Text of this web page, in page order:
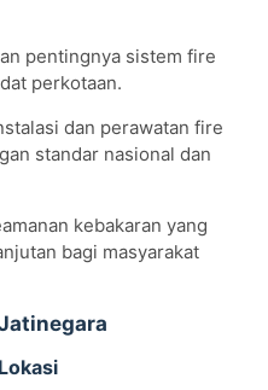
pentingnya sistem fire
perkotaan.
dan perawatan fire
standar nasional dan
kebakaran yang
bagi masyarakat